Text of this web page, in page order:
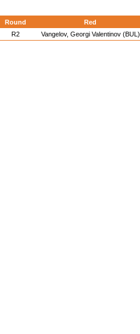
Round
Red
R2 Vangelov, Georgi Valentinov (BUL)